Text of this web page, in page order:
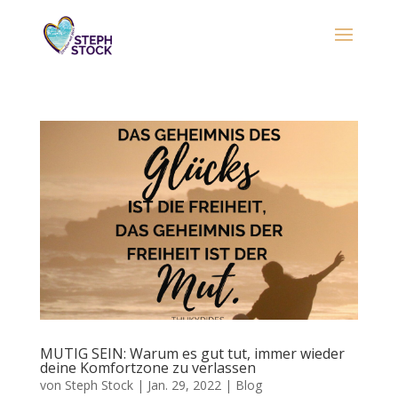
MUTIG SEIN: Warum es gut tut, immer wieder
deine Komfortzone zu verlassen
von Steph Stock| Jan. 29, 2022| Blog